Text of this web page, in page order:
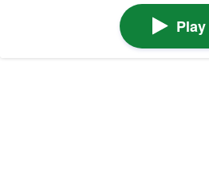
Play